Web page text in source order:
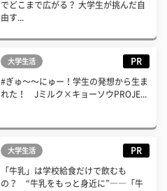
でどこまで広がる？ 大学生が挑んだ自
由す...
大学生活 PR
#ぎゅ〜〜にゅー！学生の発想から生ま
れた！ Jミルク×キョーソウPROJE...
大学生活 PR
「牛乳」は学校給食だけで飲むも
の？ “牛乳をもっと身近に”――「牛